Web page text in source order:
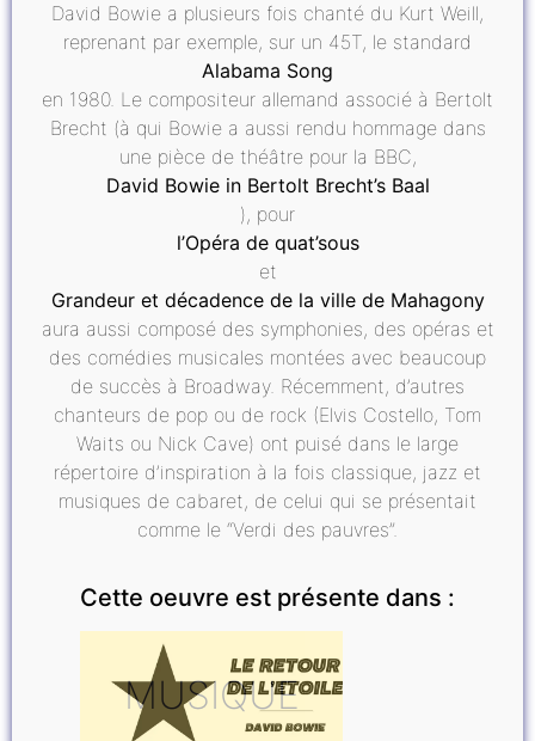
David Bowie a plusieurs fois chanté du Kurt Weill,
reprenant par exemple, sur un 45T, le standard
Alabama Song
en 1980. Le compositeur allemand associé à Bertolt
Brecht (à qui Bowie a aussi rendu hommage dans
une pièce de théâtre pour la BBC,
David Bowie in Bertolt Brecht’s Baal
), pour
l’Opéra de quat’sous
et
Grandeur et décadence de la ville de Mahagony
aura aussi composé des symphonies, des opéras et
des comédies musicales montées avec beaucoup
de succès à Broadway. Récemment, d’autres
chanteurs de pop ou de rock (Elvis Costello, Tom
Waits ou Nick Cave) ont puisé dans le large
répertoire d’inspiration à la fois classique, jazz et
musiques de cabaret, de celui qui se présentait
comme le “Verdi des pauvres”.
Cette oeuvre est présente dans :
MUSIQUE